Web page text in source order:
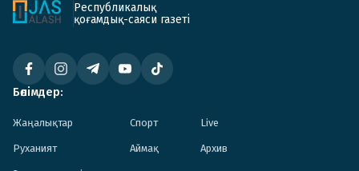
Республикалық
қоғамдық-саяси газеті
Бөлімдер:
Жаңалықтар Спорт Live
Руханият Аймақ Архив